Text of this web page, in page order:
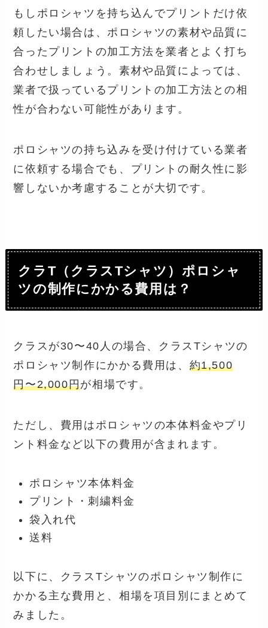
もしポロシャツを持ち込んでプリントだけ依
頼したい場合は、ポロシャツの素材や品質に
合ったプリントの加工方法を業者とよく打ち
合わせしましょう。素材や品質によっては、
業者で扱っているプリントの加工方法との相
性が合わない可能性があります。
ポロシャツの持ち込みを受け付けている業者
に依頼する場合でも、プリントの耐久性に影
響しないか考慮することが大切です。
クラT（クラスTシャツ）ポロシャ
ツの制作にかかる費用は？
クラスが30〜40人の場合、クラスTシャツの
ポロシャツ制作にかかる費用は、 約1,500
円〜2,000円が相場です。
ただし、費用はポロシャツの本体料金やプリ
ント料金など以下の費用が含まれます。
ポロシャツ本体料金
プリント・刺繍料金
袋入れ代
送料
以下に、クラスTシャツのポロシャツ制作に
かかる主な費用と、相場を項目別にまとめて
みました。